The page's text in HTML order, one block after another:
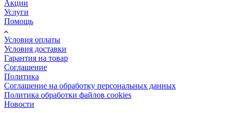
Акции
Услуги
Помощь
Условия оплаты
Условия доставки
Гарантия на товар
Соглашение
Политика
Соглашение на обработку персональных данных
Политика обработки файлов cookies
Новости